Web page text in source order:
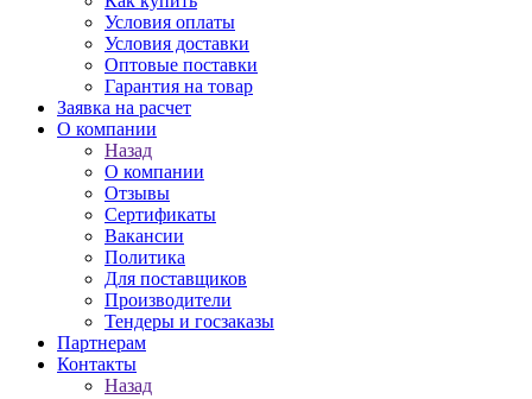
Условия оплаты
Условия доставки
Оптовые поставки
Гарантия на товар
Заявка на расчет
О компании
Назад
О компании
Отзывы
Сертификаты
Вакансии
Политика
Для поставщиков
Производители
Тендеры и госзаказы
Партнерам
Контакты
Назад